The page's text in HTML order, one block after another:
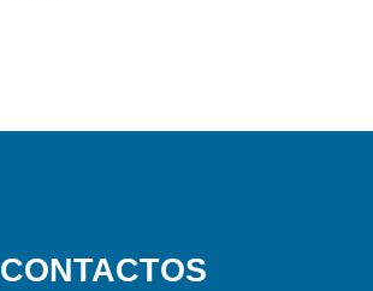
CONTACTOS